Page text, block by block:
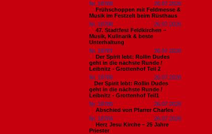
Nr. 18789
26.07.2026
Frühschoppen mit Feldmesse &
Musik im Festzelt beim Rüsthaus
Nr. 18788
26.07.2026
47. Stadtfest Feldkirchen –
Musik, Kulinarik & beste
Unterhaltung
Nr. 18787
26.07.2026
Der Spirit lebt: Rollin Dudes
geht in die nächste Runde /
Leibnitz - Grottenhof Teil 2
Nr. 18786
26.07.2026
​Der Spirit lebt: Rollin Dudes
geht in die nächste Runde /
Leibnitz - Grottenhof Teil1
Nr. 18785
26.07.2026
Abschied von Pfarrer Charles
Nr. 18784
26.07.2026
Herz Jesu Kirche – 25 Jahre
Priester